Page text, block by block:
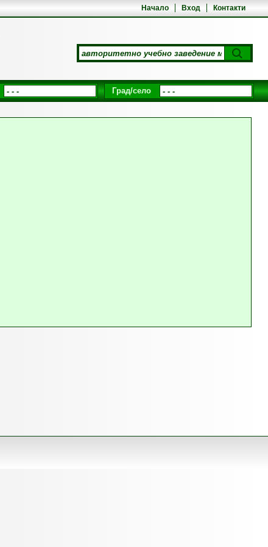
Начало Вход Контакти
Град/село